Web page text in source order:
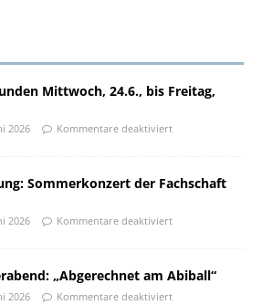
Mittwoch, 24.6., bis Freitag,
2026 Kommentare deaktiviert
Sommerkonzert der Fachschaft
2026 Kommentare deaktiviert
„Abgerechnet am Abiball“
2026 Kommentare deaktiviert